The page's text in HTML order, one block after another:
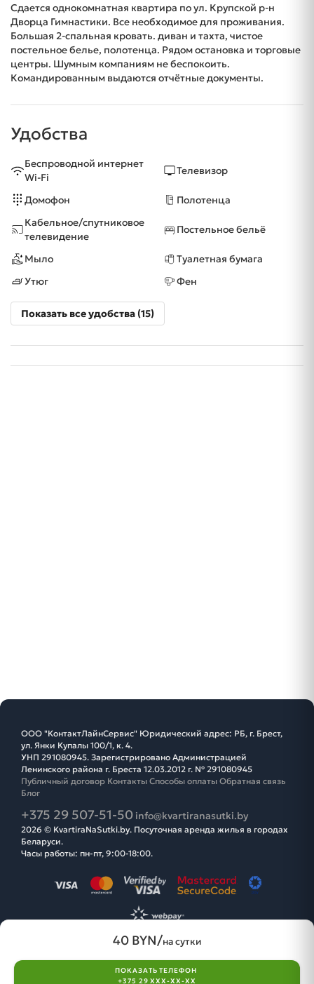
Сдается однокомнатная квартира по ул. Крупской р-н
Дворца Гимнастики. Все необходимое для проживания.
Большая 2-спальная кровать. диван и тахта, чистое
постельное белье, полотенца. Рядом остановка и торговые
центры. Шумным компаниям не беспокоить.
Командированным выдаются отчётные документы.
Удобства
Беспроводной интернет
Wi-Fi
Телевизор
Домофон
Полотенца
Кабельное/спутниковое
телевидение
Постельное бельё
Мыло
Туалетная бумага
Утюг
Фен
Показать все удобства (15)
40 BYN/на сутки
ПОКАЗАТЬ ТЕЛЕФОН
+375 29 XXX-XX-XX
favorite
ООО "КонтактЛайнСервис" Юридический адрес: РБ, г. Брест,
ул. Янки Купалы 100/1, к. 4.
УНП 291080945. Зарегистрировано Администрацией
Ленинского района г. Бреста 12.03.2012 г. № 291080945
Публичный договор Контакты Способы оплаты Обратная связь
Блог
+375 29 507-51-50 info@kvartiranasutki.by
2026 © KvartiraNaSutki.by. Посуточная аренда жилья в городах
Беларуси.
Часы работы: пн-пт, 9:00-18:00.